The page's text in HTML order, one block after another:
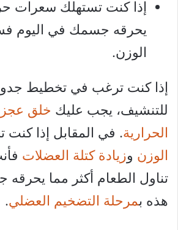
إذا كنت تستهلك سعرات
يحرقه جسمك في اليوم
الوزن.
إذا كنت ترغب في تخطيط
للتنشيف، يجب عليك خلق
الحرارية. في المقابل إذا كنت
الوزن وزيادة كتلة العضلات
تناول الطعام أكثر مما
هذه بمرحلة التضخيم العضلي.